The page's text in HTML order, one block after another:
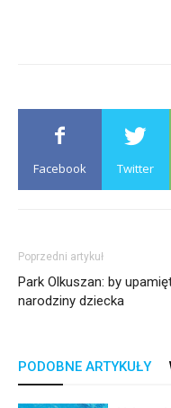
Facebook Twitter
Poprzedni artykuł
Park Olkuszan: by
narodziny dziecka
PODOBNE ARTYKUŁY